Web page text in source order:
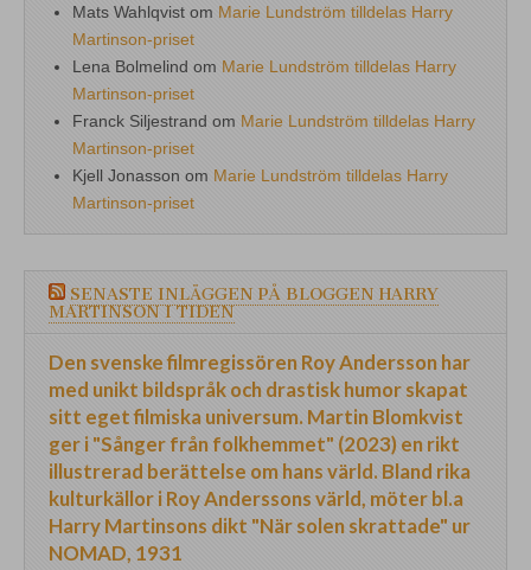
Mats Wahlqvist om Marie Lundström tilldelas Harry
Martinson-priset
Lena Bolmelind om Marie Lundström tilldelas Harry
Martinson-priset
Franck Siljestrand om Marie Lundström tilldelas Harry
Martinson-priset
Kjell Jonasson om Marie Lundström tilldelas Harry
Martinson-priset
SENASTE INLÄGGEN PÅ BLOGGEN HARRY
MARTINSON I TIDEN
Den svenske filmregissören Roy Andersson har
med unikt bildspråk och drastisk humor skapat
sitt eget filmiska universum. Martin Blomkvist
ger i "Sånger från folkhemmet" (2023) en rikt
illustrerad berättelse om hans värld. Bland rika
kulturkällor i Roy Anderssons värld, möter bl.a
Harry Martinsons dikt "När solen skrattade" ur
NOMAD, 1931